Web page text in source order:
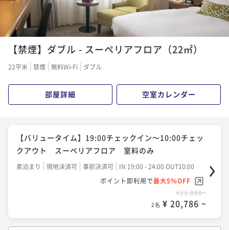
今がおトク！【バリュータイム】19:00イン～10:00ア
ウト スタンダードフロア 朝食付き
朝食付き 現地決済可 事前決済可
IN 19:00 - 24:00 OUT10:00
ポイント即利用で
2名 ¥ 26,904 ~
付
ポイント即利用で
¥31,480~
¥ 29,906 ~
【★シンプルステイ★】スーペリアフロア 室料のみ
素泊まり 事前決済可
IN 15:00 - 24:00 OUT12:00
2名 ¥ 23,104 ~
場無料特典付き
素泊まり 現地決済可 事前決済可
IN 15:00 - 24:00 OUT12:00
ポイント即利用で最大5％OFF
¥25,880~
¥ 24,586 ~
【早割28】 スーペリアフロア ご朝食付き
【禁煙】ダブル - スーペリアフロア（22㎡）
22平米 禁煙 無料Wi-Fi ダブル
部屋詳細 空室カレンダー
【バリュータイム】19:00チェックイン～10:00チェッ
クアウト スーペリアフロア 室料のみ
素泊まり 現地決済可 事前決済可
IN 19:00 - 24:00 OUT10:00
ポイント即利用で最大5％OFF
¥21,880~
2名 ¥ 20,786 ~